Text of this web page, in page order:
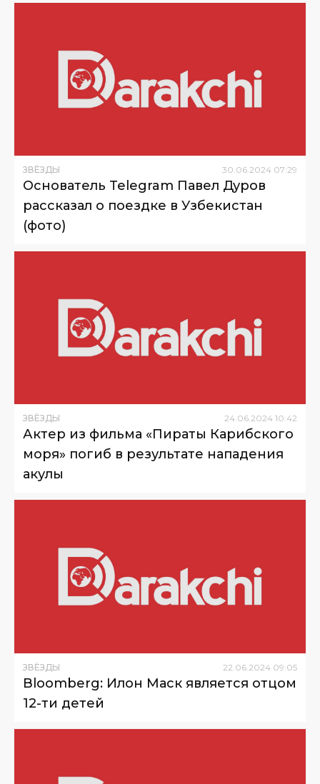
ЗВЁЗДЫ 30.06.2024 07:29
Основатель Telegram Павел Дуров
рассказал о поездке в Узбекистан
(фото)
ЗВЁЗДЫ 24.06.2024 10:42
Актер из фильма «Пираты Карибского
моря» погиб в результате нападения
акулы
ЗВЁЗДЫ 22 06 2024 09:05
Bloomberg: Илон Маск является отцом
12-ти детей